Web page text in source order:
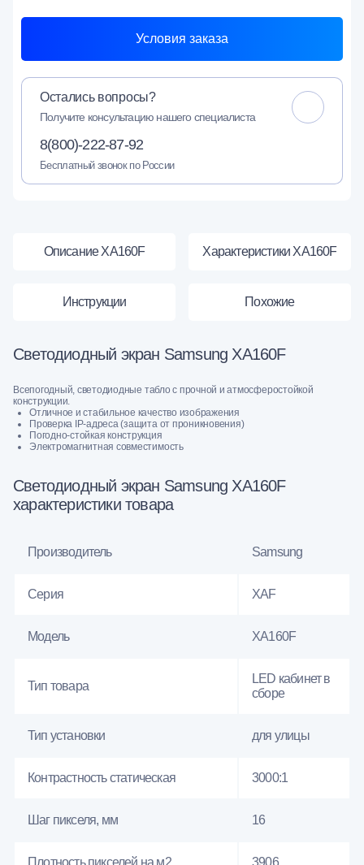
Условия заказа
Остались вопросы?
Получите консультацию нашего специалиста
8(800)-222-87-92
Бесплатный звонок по России
Описание XA160F Характеристики XA160F
Инструкции Похожие
Светодиодный экран Samsung XA160F
Всепогодный, светодиодные табло с прочной и атмосферостойкой
конструкции.
Отличное и стабильное качество изображения
Проверка IP-адреса (защита от проникновения)
Погодно-стойкая конструкция
Электромагнитная совместимость
Светодиодный экран Samsung XA160F
характеристики товара
Производитель Samsung
Серия XAF
Модель XA160F
Тип товара
LED кабинет в
сборе
Тип установки для улицы
Контрастность статическая 3000:1
Шаг пикселя, мм 16
Плотность пикселей на м2 3906